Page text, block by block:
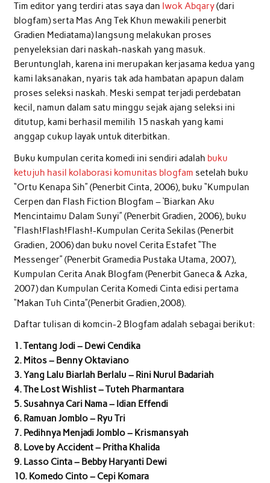
Tim editor yang terdiri atas saya dan Iwok Abqary(dari
blogfam) serta Mas Ang Tek Khun mewakili penerbit
Gradien Mediatama) langsung melakukan proses
penyeleksian dari naskah-naskah yang masuk.
Beruntunglah, karena ini merupakan kerjasama kedua yang
kami laksanakan, nyaris tak ada hambatan apapun dalam
proses seleksi naskah. Meski sempat terjadi perdebatan
kecil, namun dalam satu minggu sejak ajang seleksi ini
ditutup, kami berhasil memilih 15 naskah yang kami
anggap cukup layak untuk diterbitkan.
Buku kumpulan cerita komedi ini sendiri adalah buku
ketujuh hasil kolaborasi komunitas blogfam setelah buku
“Ortu Kenapa Sih” (Penerbit Cinta, 2006), buku “Kumpulan
Cerpen dan Flash Fiction Blogfam – ‘Biarkan Aku
Mencintaimu Dalam Sunyi” (Penerbit Gradien, 2006), buku
“Flash!Flash!Flash!-Kumpulan Cerita Sekilas (Penerbit
Gradien, 2006) dan buku novel Cerita Estafet “The
Messenger” (Penerbit Gramedia Pustaka Utama, 2007),
Kumpulan Cerita Anak Blogfam (Penerbit Ganeca & Azka,
2007) dan Kumpulan Cerita Komedi Cinta edisi pertama
“Makan Tuh Cinta”(Penerbit Gradien,2008).
Daftar tulisan di komcin-2 Blogfam adalah sebagai berikut:
1. Tentang Jodi – Dewi Cendika
2. Mitos – Benny Oktaviano
3. Yang Lalu Biarlah Berlalu – Rini Nurul Badariah
4. The Lost Wishlist – Tuteh Pharmantara
5. Susahnya Cari Nama – Idian Effendi
6. Ramuan Jomblo – Ryu Tri
7. Pedihnya Menjadi Jomblo – Krismansyah
8. Love by Accident – Pritha Khalida
9. Lasso Cinta – Bebby Haryanti Dewi
10. Komedo Cinto – Cepi Komara